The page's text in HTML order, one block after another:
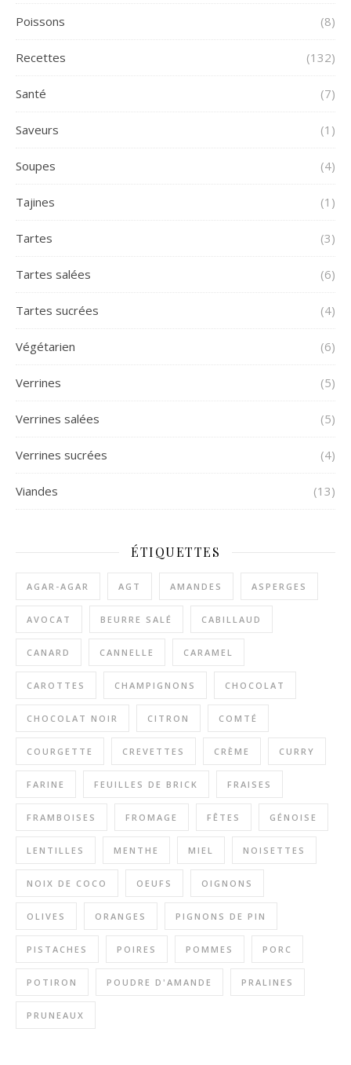
Poissons (8)
Recettes (132)
Santé (7)
Saveurs (1)
Soupes (4)
Tajines (1)
Tartes (3)
Tartes salées (6)
Tartes sucrées (4)
Végétarien (6)
Verrines (5)
Verrines salées (5)
Verrines sucrées (4)
Viandes (13)
ÉTIQUETTES
AGAR-AGAR AGT AMANDES ASPERGES
AVOCAT BEURRE SALÉ CABILLAUD
CANARD CANNELLE CARAMEL
CAROTTES CHAMPIGNONS CHOCOLAT
CHOCOLAT NOIR CITRON COMTÉ
COURGETTE CREVETTES CRÈME CURRY
FARINE FEUILLES DE BRICK FRAISES
FRAMBOISES FROMAGE FÊTES GÉNOISE
LENTILLES MENTHE MIEL NOISETTES
NOIX DE COCO OEUFS OIGNONS
OLIVES ORANGES PIGNONS DE PIN
PISTACHES POIRES POMMES PORC
POTIRON POUDRE D'AMANDE PRALINES
PRUNEAUX